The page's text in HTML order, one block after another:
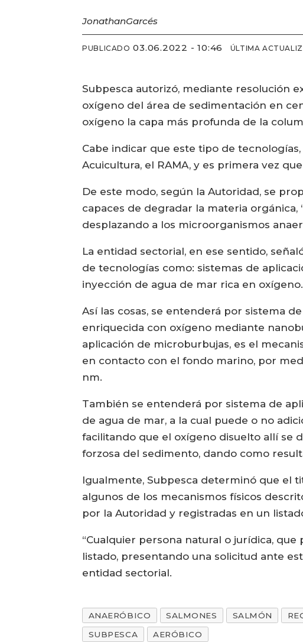
JonathanGarcés
PUBLICADO 03.06.2022 - 10:46 ÚLTIMA
Subpesca autorizó, mediante resolución
oxígeno del área de sedimentación en
oxígeno la capa más profunda de la
Cabe indicar que este tipo de
Acuicultura, el RAMA, y es primera vez
De este modo, según la Autoridad, se
capaces de degradar la materia
desplazando a los microorganismos
La entidad sectorial, en ese sentido,
de tecnologías como: sistemas de
inyección de agua de mar rica en oxígeno.
Así las cosas, se entenderá por sistema
enriquecida con oxígeno mediante
aplicación de microburbujas, es el
en contacto con el fondo marino, por
nm.
También se entenderá por sistema de
de agua de mar, a la cual puede o no
facilitando que el oxígeno disuelto allí se
forzosa del sedimento, dando como
Igualmente, Subpesca determinó que el
algunos de los mecanismos físicos
por la Autoridad y registradas en un
“Cualquier persona natural o jurídica,
listado, presentando una solicitud ante
entidad sectorial.
ANAERÓBICO SALMONES SALMÓN
SUBPESCA
AERÓBICO